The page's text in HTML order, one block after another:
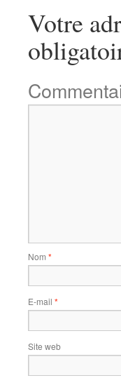
Votre
Nom *
E-mail *
Site web